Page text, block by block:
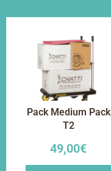
Pack Medium Pack
T2
49,00€